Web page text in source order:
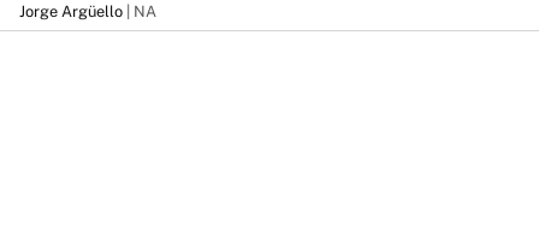
Jorge Argüello | NA